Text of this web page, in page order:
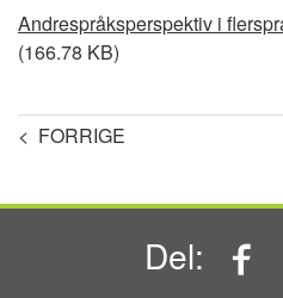
Document
Andrespråksperspektiv i
(166.78 KB)
< FORRIGE
Del: